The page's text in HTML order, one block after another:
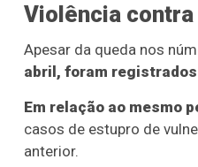
Violência contra
Apesar da queda nos
abril, foram
Em relação ao mesmo
casos de estupro de
anterior.